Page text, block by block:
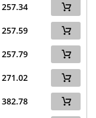
257.34
257.59
257.79
271.02
382.78